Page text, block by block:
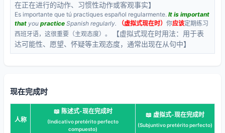
在正在进行的动作、习惯性动作或客观事实】
Es importante que tú practiques español regularmente. It is important
that you practice Spanish regularly. （虚拟式现在时） 你应该定期练习
西班牙语，这很重要（主观态度）。
【虚拟式现在时用法：用于表
达可能性、愿望、怀疑等主观态度，通常出现在从句中】
现在完成时
人称
📖 陈述式-现在完成时
(Indicativo pretérito perfecto
compuesto)
📖 虚拟式-现在完成时
(Subjuntivo pretérito perfecto)